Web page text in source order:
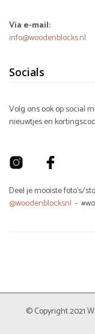
Via e-mail:
info@woodenblocks.nl
Socials
Volg ons ook op social
nieuwtjes en
Deel je mooiste foto's/
@woodenblocksnl -
© Copyright 2021